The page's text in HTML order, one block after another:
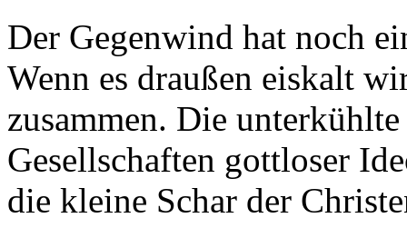
Der Gegenwind hat noch
Wenn es draußen eiskalt
zusammen. Die
Gesellschaften gottloser
die kleine Schar der